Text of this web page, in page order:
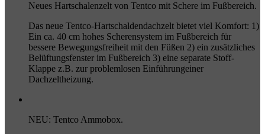
Neues Hartschalenzelt von Tentco mit Schere im Fußbereich.
Das neue Tentco-Hartschaldendachzelt bietet viel Komfort: 1)
Ein ca. 40 cm hohes Scherensystem im Fußbereich für
bessere Bewegungsfreiheit mit den Füßen 2) ein zusätzliches
Belüftungsfenster im Fußbereich 3) eine separate Stoff-
Klappe z.B. zur problemlosen Einführungeiner
Dachzeltheizung.
NEU: Tentco Ammobox.